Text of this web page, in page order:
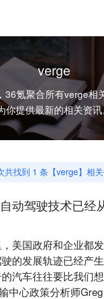
verge
36氪聚合所有verge相
你提供最新的相关资讯
共找到 1 条【verge】相
动驾驶技术已经
美国政府和企业都
的发展轨迹已经产
汽车往往要比我们
中心政策分析师